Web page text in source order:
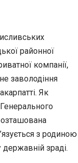
районної
компанії,
заволодіння
Як
з родиною
зраді.